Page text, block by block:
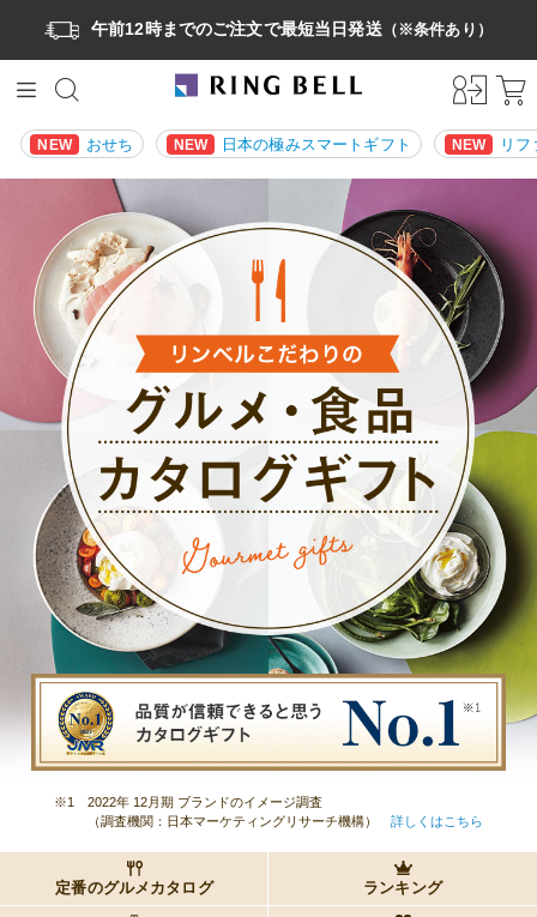
午前12時までのご注文で最短当日発送（※条件あり）
NEW おせち NEW 日本の極みスマートギフト NEW リ
※1
2022年 12月期 ブランドのイメージ調査
（調査機関：日本マーケティングリサーチ機構） 詳しくはこちら
定番のグルメカタログ ランキング